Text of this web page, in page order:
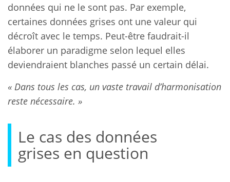
données qui ne le sont pas. Par exemple,
certaines données grises ont une valeur qui
décroît avec le temps. Peut-être faudrait-il
élaborer un paradigme selon lequel elles
deviendraient blanches passé un certain délai.
« Dans tous les cas, un vaste travail d’harmonisation
reste nécessaire. »
Le cas des données
grises en question